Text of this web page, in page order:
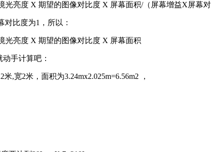
光亮度 X 期望的图像对比度 X 屏幕面积/（屏幕增益X屏幕对
对比度为1，所以：
光亮度 X 期望的图像对比度 X 屏幕面积
动手计算吧：
,宽2米，面积为3.24mx2.025m=6.56m2 ，